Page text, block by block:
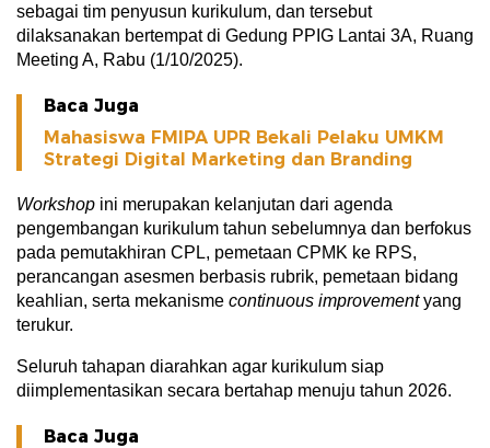
sebagai tim penyusun kurikulum, dan tersebut
dilaksanakan bertempat di Gedung PPIG Lantai 3A, Ruang
Meeting A, Rabu (1/10/2025).
Baca Juga
Mahasiswa FMIPA UPR Bekali Pelaku UMKM
Strategi Digital Marketing dan Branding
Workshop ini merupakan kelanjutan dari agenda
pengembangan kurikulum tahun sebelumnya dan berfokus
pada pemutakhiran CPL, pemetaan CPMK ke RPS,
perancangan asesmen berbasis rubrik, pemetaan bidang
keahlian, serta mekanisme continuous improvementyang
terukur.
Seluruh tahapan diarahkan agar kurikulum siap
diimplementasikan secara bertahap menuju tahun 2026.
Baca Juga